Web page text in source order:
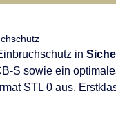
in
S sowie ein
STL 0 aus.